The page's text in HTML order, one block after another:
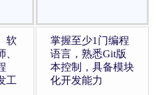
软
工
掌握至少1门编程
语言，熟悉Git版
本控制，具备模块
化开发能力